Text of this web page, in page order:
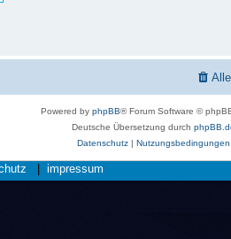
Powered byphpBB® Forum Software ©
Deutsche Übersetzung durch
Datenschutz| Nutzungsbedingungen
impressum